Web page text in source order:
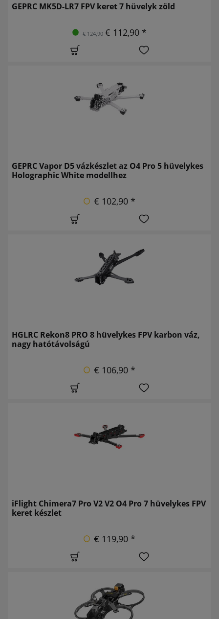
GEPRC MK5D-LR7 FPV keret 7 hüvelyk zöld
€ 124,90 € 112,90 *
GEPRC Vapor D5 vázkészlet az O4 Pro 5 hüvelykes
Holographic White modellhez
€ 102,90 *
HGLRC Rekon8 PRO 8 hüvelykes FPV karbon váz,
nagy hatótávolságú
€ 106,90 *
iFlight Chimera7 Pro V2 V2 O4 Pro 7 hüvelykes FPV
keret készlet
€ 119,90 *